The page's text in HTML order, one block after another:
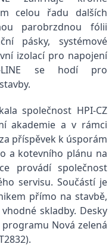
celou řadu dalších
parobrzdnou fólii
pásky, systémové
izolací pro napojení
LINE se hodí pro
společnost HPI-CZ
akademie a v rámci
příspěvek k úsporám
a kotevního plánu na
provádí společnost
servisu. Součástí je
přímo na stavbě,
skladby. Desky
Nová zelená